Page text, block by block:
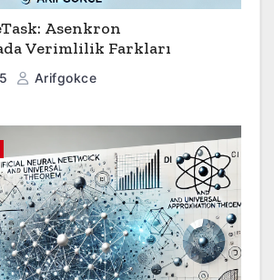
Asenkron
Verimlilik Farkları
Arifgokce